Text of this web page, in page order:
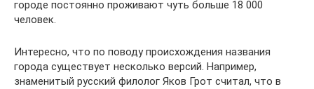
городе постоянно проживают чуть больше 18 000
человек.
Интересно, что по поводу происхождения названия
города существует несколько версий. Например,
знаменитый русский филолог Яков Грот считал, что в